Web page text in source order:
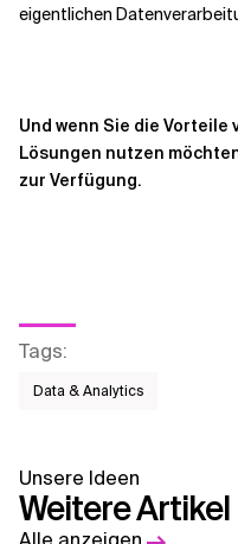
eigentlichen
Und wenn Sie die
Lösungen nutzen
zur Verfügung.
Tags:
Data & Analytics
Unsere Ideen
Weitere Artikel